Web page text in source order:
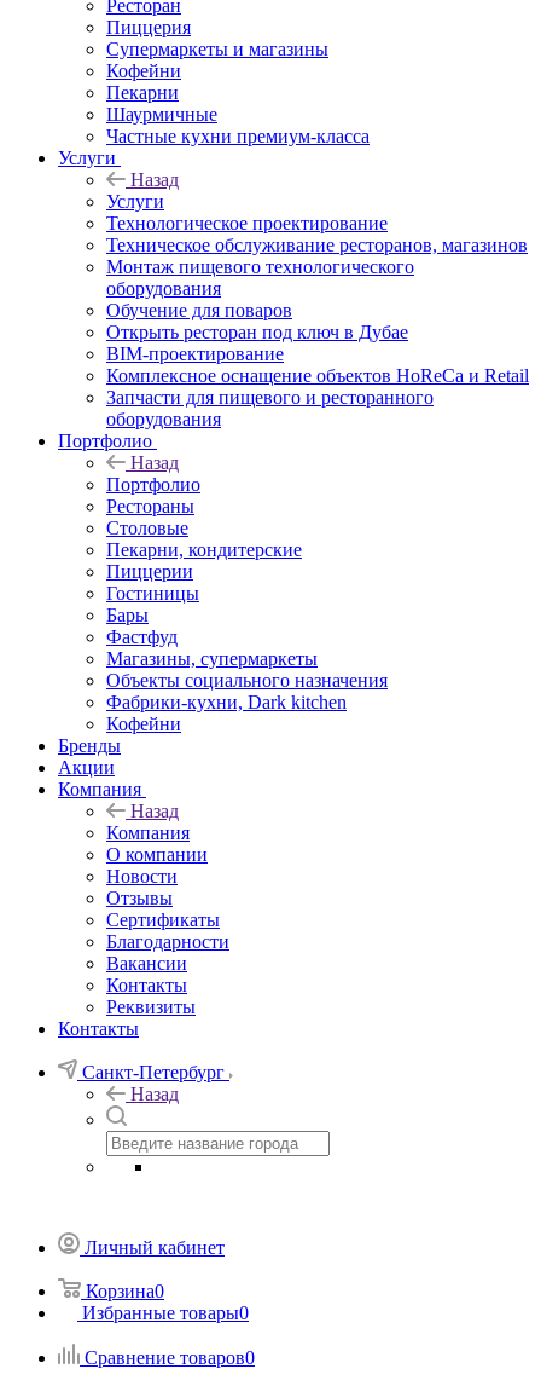
Ресторан
Пиццерия
Супермаркеты и магазины
Кофейни
Пекарни
Шаурмичные
Частные кухни премиум-класса
Услуги
Назад
Услуги
Технологическое проектирование
Техническое обслуживание ресторанов, магазинов
Монтаж пищевого технологического
оборудования
Обучение для поваров
Открыть ресторан под ключ в Дубае
BIM-проектирование
Комплексное оснащение объектов HoReCa и Retail
Запчасти для пищевого и ресторанного
оборудования
Портфолио
Назад
Портфолио
Рестораны
Столовые
Пекарни, кондитерские
Пиццерии
Гостиницы
Бары
Фастфуд
Магазины, супермаркеты
Объекты социального назначения
Фабрики-кухни, Dark kitchen
Кофейни
Бренды
Акции
Компания
Назад
Компания
О компании
Новости
Отзывы
Сертификаты
Благодарности
Вакансии
Контакты
Реквизиты
Контакты
Санкт-Петербург
Назад
Личный кабинет
Корзина0
Избранные товары0
Сравнение товаров0